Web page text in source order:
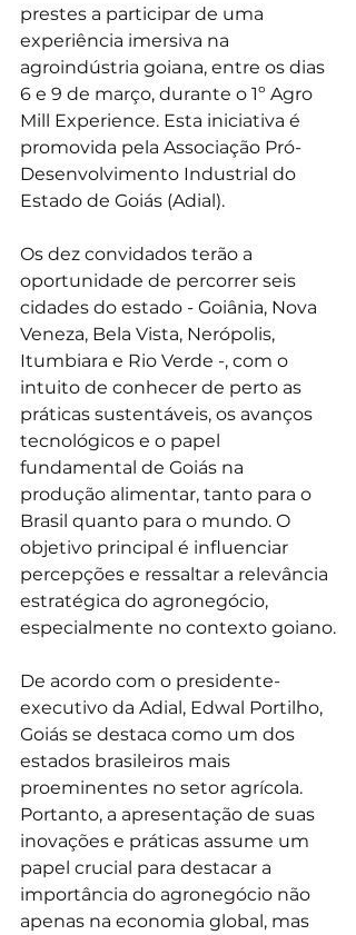
prestes a participar de uma
experiência imersiva na
agroindústria goiana, entre os dias
6 e 9 de março, durante o 1º Agro
Mill Experience. Esta iniciativa é
promovida pela Associação Pró-
Desenvolvimento Industrial do
Estado de Goiás (Adial).
Os dez convidados terão a
oportunidade de percorrer seis
cidades do estado - Goiânia, Nova
Veneza, Bela Vista, Nerópolis,
Itumbiara e Rio Verde -, com o
intuito de conhecer de perto as
práticas sustentáveis, os avanços
tecnológicos e o papel
fundamental de Goiás na
produção alimentar, tanto para o
Brasil quanto para o mundo. O
objetivo principal é influenciar
percepções e ressaltar a relevância
estratégica do agronegócio,
especialmente no contexto goiano.
De acordo com o presidente-
executivo da Adial, Edwal Portilho,
Goiás se destaca como um dos
estados brasileiros mais
proeminentes no setor agrícola.
Portanto, a apresentação de suas
inovações e práticas assume um
papel crucial para destacar a
importância do agronegócio não
apenas na economia global, mas